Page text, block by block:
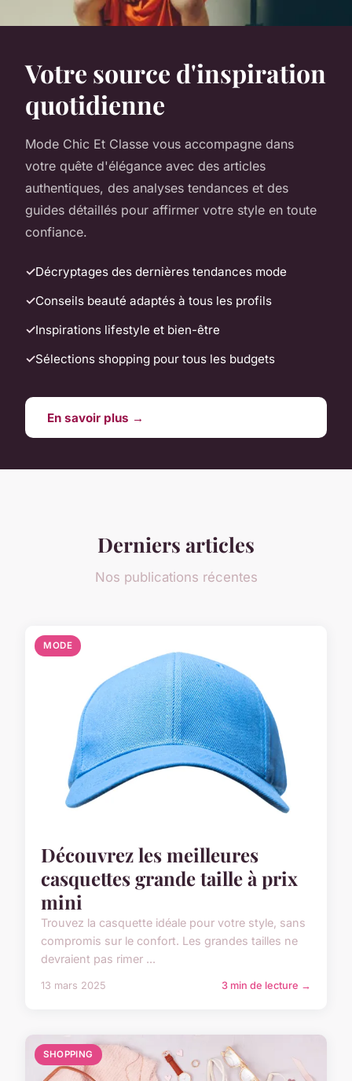
Votre source d'inspiration
quotidienne
Mode Chic Et Classe vous accompagne dans
votre quête d'élégance avec des articles
authentiques, des analyses tendances et des
guides détaillés pour affirmer votre style en toute
confiance.
Décryptages des dernières tendances mode
Conseils beauté adaptés à tous les profils
Inspirations lifestyle et bien-être
Sélections shopping pour tous les budgets
En savoir plus →
Derniers articles
Nos publications récentes
MODE
Découvrez les meilleures
casquettes grande taille à prix
mini
Trouvez la casquette idéale pour votre style, sans
compromis sur le confort. Les grandes tailles ne
devraient pas rimer ...
13 mars 2025 3 min de lecture →
SHOPPING